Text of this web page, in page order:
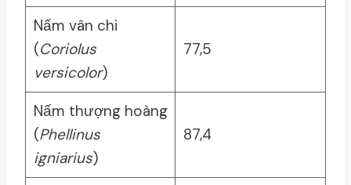
Nấm vân chi
(Coriolus
versicolor)
77,5
Nấm thượng hoàng
(Phellinus
igniarius)
87,4